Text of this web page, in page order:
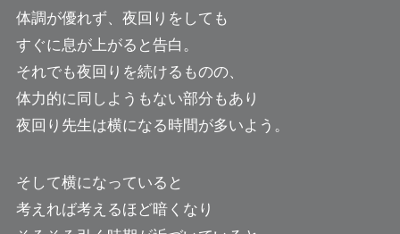
体調が優れず、夜回りをしても
すぐに息が上がると告白。
それでも夜回りを続けるものの、
体力的に同しようもない部分もあり
夜回り先生は横になる時間が多いよう。
そして横になっていると
考えれば考えるほど暗くなり